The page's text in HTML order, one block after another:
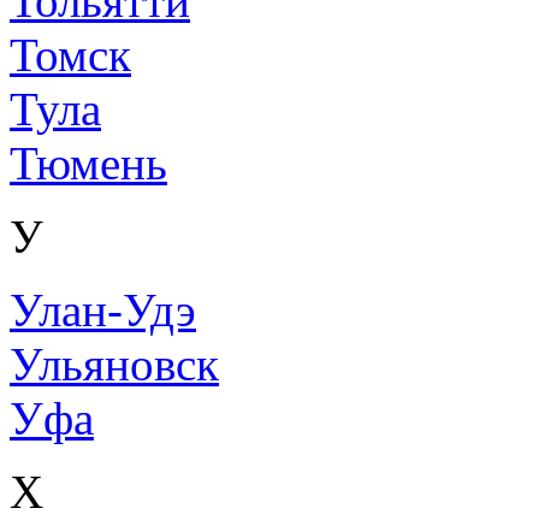
Томск
Тула
Тюмень
У
Улан-Удэ
Ульяновск
Уфа
Х